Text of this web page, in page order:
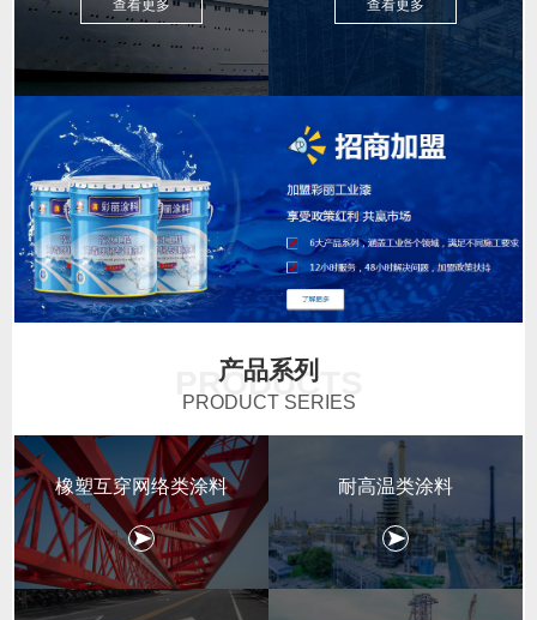
查看更多 查看更多
PRODUCTS
产品系列
PRODUCT SERIES
橡塑互穿网络类涂料 耐高温类涂料